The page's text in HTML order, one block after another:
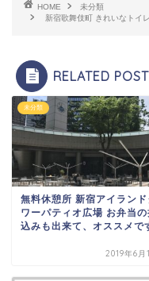
HOME
未分類
新宿歌舞伎町 きれいなトイ
RELATED POST
未分類
無料休憩所 新宿アイランド
ワーパティオ広場 お弁当の
込みも出来て、オススメで
2019年6月